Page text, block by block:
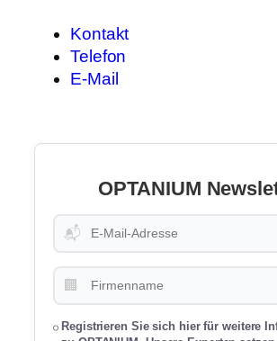
Kontakt
Telefon
E-Mail
OPTANIUM
📬
🏢
Registrieren Sie sich hier für weitere